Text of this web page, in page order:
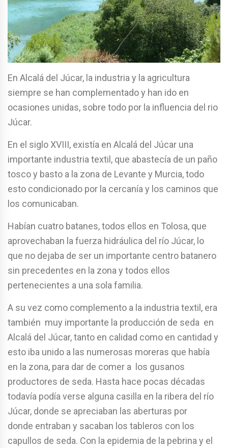
En Alcalá del Júcar, la industria y la agricultura
siempre se han complementado y han ido en
ocasiones unidas, sobre todo por la influencia del rio
Júcar.
En el siglo XVIII, existía en Alcalá del Júcar una
importante industria textil, que abastecía de un paño
tosco y basto a la zona de Levante y Murcia, todo
esto condicionado por la cercanía y los caminos que
los comunicaban.
Habían cuatro batanes, todos ellos en Tolosa, que
aprovechaban la fuerza hidráulica del río Júcar, lo
que no dejaba de ser un importante centro batanero
sin precedentes en la zona y todos ellos
pertenecientes a una sola familia.
A su vez como complemento a la industria textil, era
también muy importante la producción de seda en
Alcalá del Júcar, tanto en calidad como en cantidad y
esto iba unido a las numerosas moreras que había
en la zona, para dar de comer a los gusanos
productores de seda. Hasta hace pocas décadas
todavía podía verse alguna casilla en la ribera del río
Júcar, donde se apreciaban las aberturas por
donde entraban y sacaban los tableros con los
capullos de seda. Con la epidemia de la pebrina y el